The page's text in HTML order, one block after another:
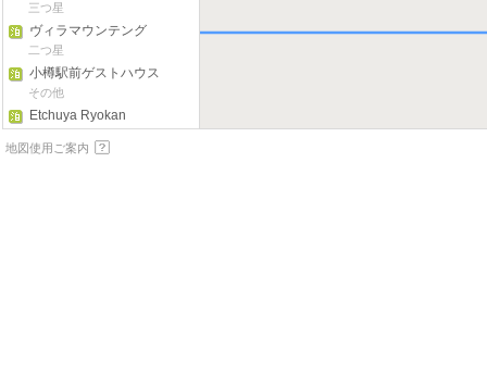
三つ星
ヴィラマウンテング
二つ星
小樽駅前ゲストハウス
糸
その他
Etchuya Ryokan
Authentic Hotel Otaru
地図使用ご案内